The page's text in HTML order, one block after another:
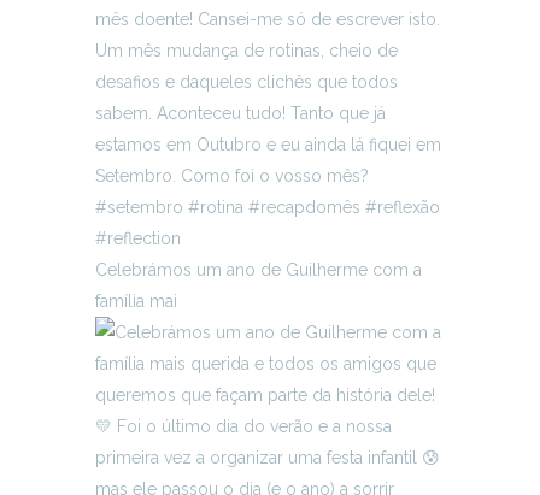
Celebrámos um ano de Guilherme com a
família mai